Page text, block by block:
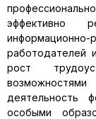
эффективно
работодателей
рост
возможностями
деятельность
особыми